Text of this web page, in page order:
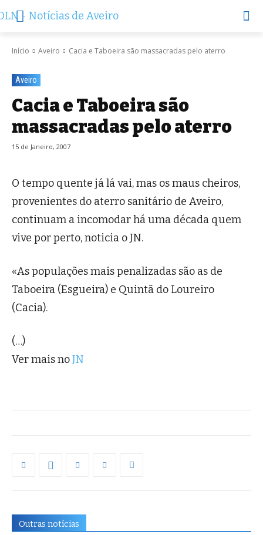
Início Aveiro Cacia e Taboeira são massacradas pelo aterro
Aveiro
Cacia e Taboeira são
massacradas pelo aterro
15 de Janeiro, 2007
O tempo quente já lá vai, mas os maus cheiros,
provenientes do aterro sanitário de Aveiro,
continuam a incomodar há uma década quem
vive por perto, noticia o JN.
«As populações mais penalizadas são as de
Taboeira (Esgueira) e Quintã do Loureiro
(Cacia).
(…)
Ver mais noJN
Outras notícias